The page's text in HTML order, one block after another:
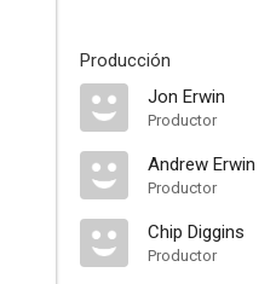
Producción
Jon Erwin
Productor
Andrew Erwin
Productor
Chip Diggins
Productor